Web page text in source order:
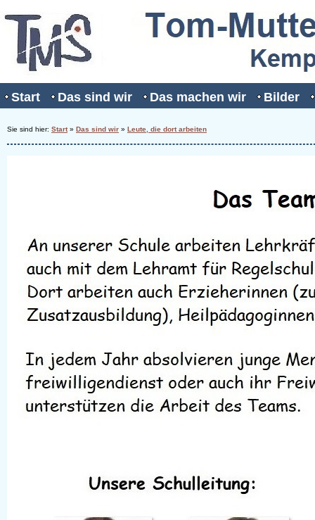
Start Das sind wir Das machen wir Bilder
Sie sind hier: Start» Das sind wir » Leute, die dort arbeiten